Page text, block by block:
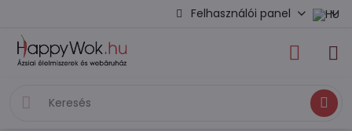
Felhasználói panel
Keresés